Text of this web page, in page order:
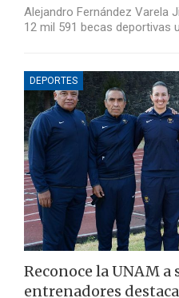
Alejandro Fernández Varela
12 mil 591 becas deportivas
DEPORTES
Reconoce la UNAM a
entrenadores